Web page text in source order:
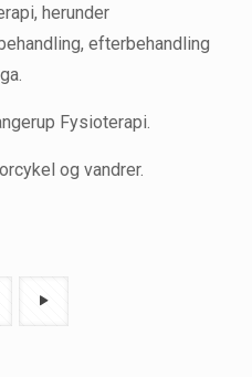
herunder
efterbehandling
Fysioterapi.
og vandrer.